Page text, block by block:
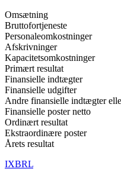
Omsætning
Bruttofortjeneste
Personaleomkostninger
Afskrivninger
Kapacitetsomkostninger
Primært resultat
Finansielle indtægter
Finansielle udgifter
Andre finansielle indtægter
Finansielle poster netto
Ordinært resultat
Ekstraordinære poster
Årets resultat
IXBRL